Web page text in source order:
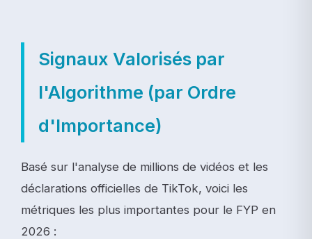
Signaux Valorisés par
l'Algorithme (par Ordre
d'Importance)
Basé sur l'analyse de millions de vidéos et les
déclarations officielles de TikTok, voici les
métriques les plus importantes pour le FYP en
2026 :